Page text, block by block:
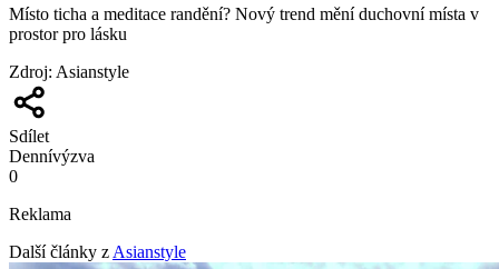
Místo ticha a meditace randění? Nový trend mění duchovní místa v
prostor pro lásku
Zdroj: Asianstyle
Sdílet
Dennívýzva
0
Reklama
Další články z Asianstyle